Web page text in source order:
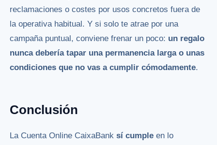
reclamaciones o costes por usos concretos fuera de
la operativa habitual. Y si solo te atrae por una
campaña puntual, conviene frenar un poco: un regalo
nunca debería tapar una permanencia larga o unas
condiciones que no vas a cumplir cómodamente.
Conclusión
La Cuenta Online CaixaBank sí cumple en lo